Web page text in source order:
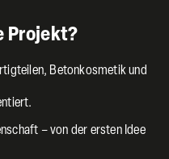
Projekt?
Betonkosmetik und
– von der ersten Idee